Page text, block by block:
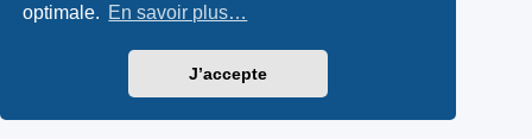
optimale. En savoir plus…
J’accepte